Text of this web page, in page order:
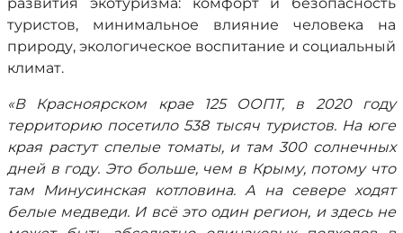
туристов, минимальное влияние человека на
природу, экологическое воспитание и социальный
климат.
«В Красноярском крае 125 ООПТ, в 2020 году
территорию посетило 538 тысяч туристов. На юге
края растут спелые томаты, и там 300 солнечных
дней в году. Это больше, чем в Крыму, потому что
там Минусинская котловина. А на севере ходят
белые медведи. И всё это один регион, и здесь не